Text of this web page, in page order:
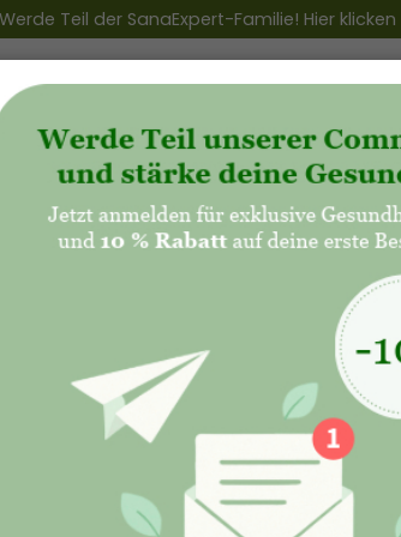
Werde Teil der SanaExpert-Familie! Hier
Club
Regionale Alternativen zu